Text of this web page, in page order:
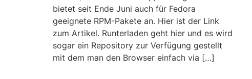
bietet seit Ende Juni auch für Fedora
geeignete RPM-Pakete an. Hier ist der Link
zum Artikel. Runterladen geht hier und es wird
sogar ein Repository zur Verfügung gestellt
mit dem man den Browser einfach via […]